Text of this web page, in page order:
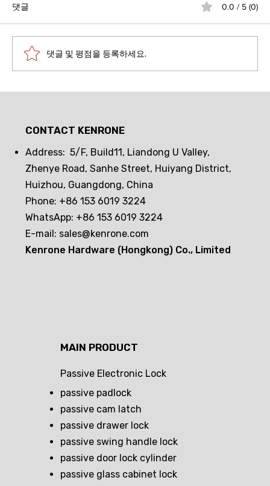
는 방법은?
댓글 0.0 / 5 (0)
댓글 및 평점을 등록하세요.
CONTACT KENRONE
Address: 5/F, Build11, Liandong U Valley,
Zhenye Road, Sanhe Street, Huiyang District,
Huizhou, Guangdong, China
Phone: +86 153 6019 3224
WhatsApp: +86 153 6019 3224
E-mail: sales@kenrone.com
Kenrone Hardware (Hongkong) Co., Limited
MAIN PRODUCT
Passive Electronic Lock
passive padlock
passive cam latch
passive drawer lock
passive swing handle lock
passive door lock cylinder
passive glass cabinet lock